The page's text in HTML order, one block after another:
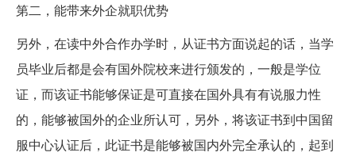
第二，能带来外企就职优势
另外，在读中外合作办学时，从证书方面说起的话，当学
员毕业后都是会有国外院校来进行颁发的，一般是学位
证，而该证书能够保证是可直接在国外具有有说服力性
的，能够被国外的企业所认可，另外，将该证书到中国留
服中心认证后，此证书是能够被国内外完全承认的，起到